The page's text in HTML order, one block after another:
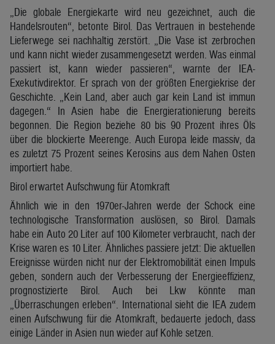
„Die globale Energiekarte wird neu gezeichnet, auch die
Handelsrouten“, betonte Birol. Das Vertrauen in bestehende
Lieferwege sei nachhaltig zerstört. „Die Vase ist zerbrochen
und kann nicht wieder zusammengesetzt werden. Was einmal
passiert ist, kann wieder passieren“, warnte der IEA-
Exekutivdirektor. Er sprach von der größten Energiekrise der
Geschichte. „Kein Land, aber auch gar kein Land ist immun
dagegen.“ In Asien habe die Energierationierung bereits
begonnen. Die Region beziehe 80 bis 90 Prozent ihres Öls
über die blockierte Meerenge. Auch Europa leide massiv, da
es zuletzt 75 Prozent seines Kerosins aus dem Nahen Osten
importiert habe.
Birol erwartet Aufschwung für Atomkraft
Ähnlich wie in den 1970er-Jahren werde der Schock eine
technologische Transformation auslösen, so Birol. Damals
habe ein Auto 20 Liter auf 100 Kilometer verbraucht, nach der
Krise waren es 10 Liter. Ähnliches passiere jetzt: Die aktuellen
Ereignisse würden nicht nur der Elektromobilität einen Impuls
geben, sondern auch der Verbesserung der Energieeffizienz,
prognostizierte Birol. Auch bei Lkw könnte man
„Überraschungen erleben“. International sieht die IEA zudem
einen Aufschwung für die Atomkraft, bedauerte jedoch, dass
einige Länder in Asien nun wieder auf Kohle setzen.